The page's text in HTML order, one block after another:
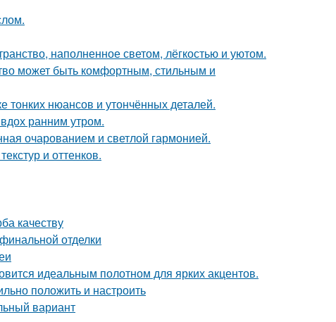
наполненное светом, лёгкостью и уютом.
может быть комфортным, стильным и
тонких нюансов и утончённых деталей.
ранним утром.
очарованием и светлой гармонией.
и оттенков.
качеству
отделки
идеальным полотном для ярких акцентов.
положить и настроить
вариант